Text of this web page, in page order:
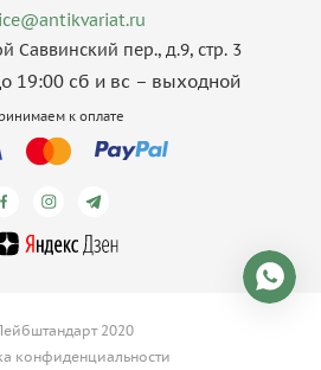
Саввинский пер., д.9, стр. 3
19:00 сб и вс – выходной
к оплате
2020
конфиденциальности